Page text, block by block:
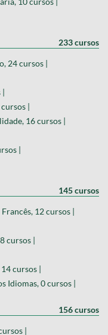
233 cursos
24 cursos |
|
|
16 cursos |
|
145 cursos
Francês, 12 cursos |
cursos |
cursos |
Idiomas, 0 cursos |
156 cursos
|